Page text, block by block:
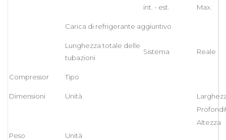
int. - est. Max.
Carica di refrigerante aggiuntivo
Lunghezza totale delle
tubazioni
Sistema Reale
Compressor Tipo
Dimensioni Unità
Altezza
Peso
Unità